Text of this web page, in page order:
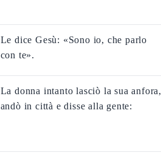
Le dice Gesù: «Sono io, che parlo
con te».
La donna intanto lasciò la sua anfora,
andò in città e disse alla gente: